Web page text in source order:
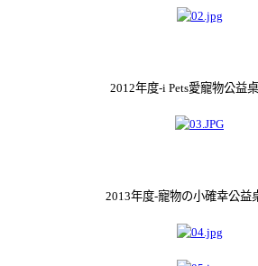
2012年度-i Pets愛寵物公益
2013年度-寵物の小確幸公益